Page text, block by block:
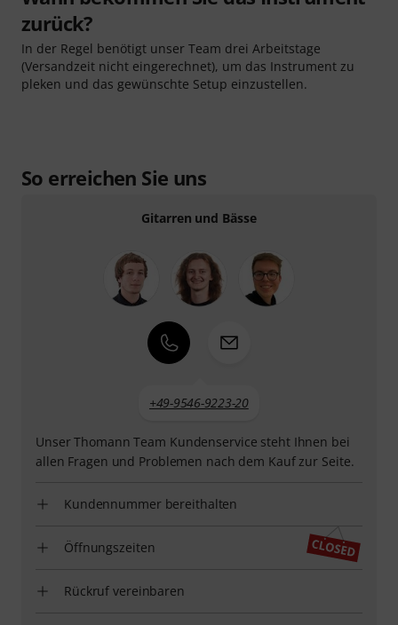
zurück?
In der Regel benötigt unser Team drei Arbeitstage
(Versandzeit nicht eingerechnet), um das Instrument zu
pleken und das gewünschte Setup einzustellen.
So erreichen Sie uns
Gitarren und Bässe
+49-9546-9223-20
Unser Thomann Team Kundenservice steht Ihnen bei
allen Fragen und Problemen nach dem Kauf zur Seite.
Kundennummer bereithalten
Öffnungszeiten
Rückruf vereinbaren